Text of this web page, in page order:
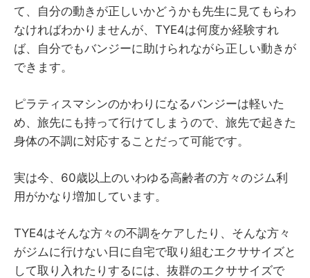
て、自分の動きが正しいかどうかも先生に見てもらわ
なければわかりませんが、TYE4は何度か経験すれ
ば、自分でもバンジーに助けられながら正しい動きが
できます。
ピラティスマシンのかわりになるバンジーは軽いた
め、旅先にも持って行けてしまうので、旅先で起きた
身体の不調に対応することだって可能です。
実は今、60歳以上のいわゆる高齢者の方々のジム利
用がかなり増加しています。
TYE4はそんな方々の不調をケアしたり、そんな方々
がジムに行けない日に自宅で取り組むエクササイズと
して取り入れたりするには、抜群のエクササイズで